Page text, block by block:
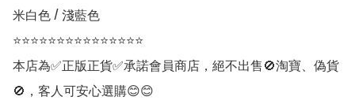
米白色 / 淺藍色
⭐⭐⭐⭐⭐⭐⭐⭐⭐⭐⭐⭐⭐⭐⭐
本店為✅正版正貨✅承諾會員商店，絕不出售🚫淘寶、偽貨
🚫，客人可安心選購😊😊